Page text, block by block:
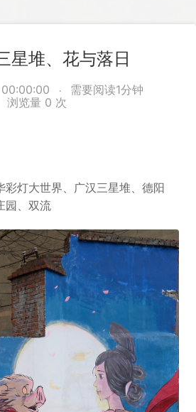
星堆、花与落日
需要阅读1分钟
浏览量 0 次
彩灯大世界、广汉三星堆、德阳
园、双流